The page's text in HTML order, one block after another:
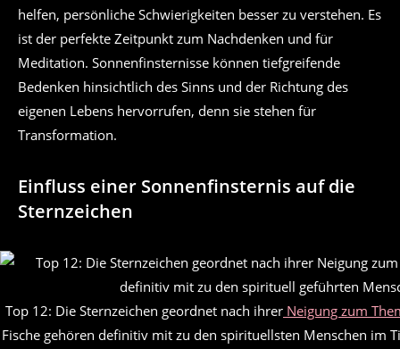
helfen, persönliche Schwierigkeiten besser zu verstehen. Es
ist der perfekte Zeitpunkt zum Nachdenken und für
Meditation. Sonnenfinsternisse können tiefgreifende
Bedenken hinsichtlich des Sinns und der Richtung des
eigenen Lebens hervorrufen, denn sie stehen für
Transformation.
Einfluss einer Sonnenfinsternis auf die
Sternzeichen
Top 12: Die Sternzeichen geordnet nach ihrer Neigung zum
Fische gehören definitiv mit zu den spirituellsten Menschen im